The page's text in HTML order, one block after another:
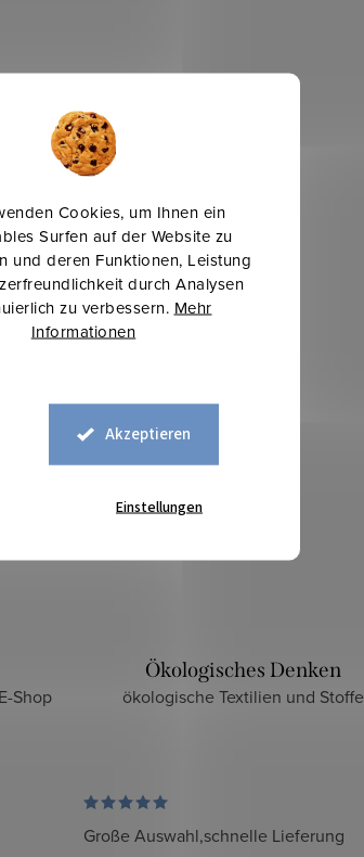
Cookies, um Ihnen ein
Surfen auf der Website zu
und deren Funktionen, Leistung
durch Analysen
zu verbessern. Mehr
Informationen
Akzeptieren
Einstellungen
Shop
Ökologisches Denken
ökologische Textilien und Stoffe
Große Auswahl,schnelle Lieferung